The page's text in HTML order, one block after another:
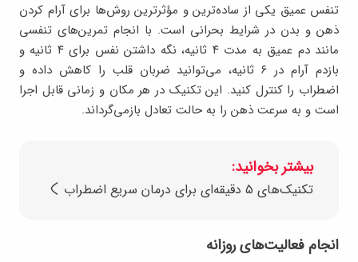
تنفس عمیق یکی از ساده‌ترین و مؤثرترین روش‌ها برای آرام کردن
ذهن و بدن در شرایط بحرانی است. با انجام تمرین‌های تنفسی
مانند دم عمیق به مدت ۴ ثانیه، نگه ‌داشتن نفس برای ۴ ثانیه و
بازدم آرام در ۶ ثانیه، می‌توانید ضربان قلب را کاهش داده و
اضطراب را کنترل کنید. این تکنیک در هر مکان و زمانی قابل ‌اجرا
است و به ‌سرعت ذهن را به حالت تعادل بازمی‌گرداند.
بیشتر بخوانید:
تکنیک‌های ۵ دقیقه‌ای برای درمان سریع اضطراب
انجام فعالیت‌های روزانه